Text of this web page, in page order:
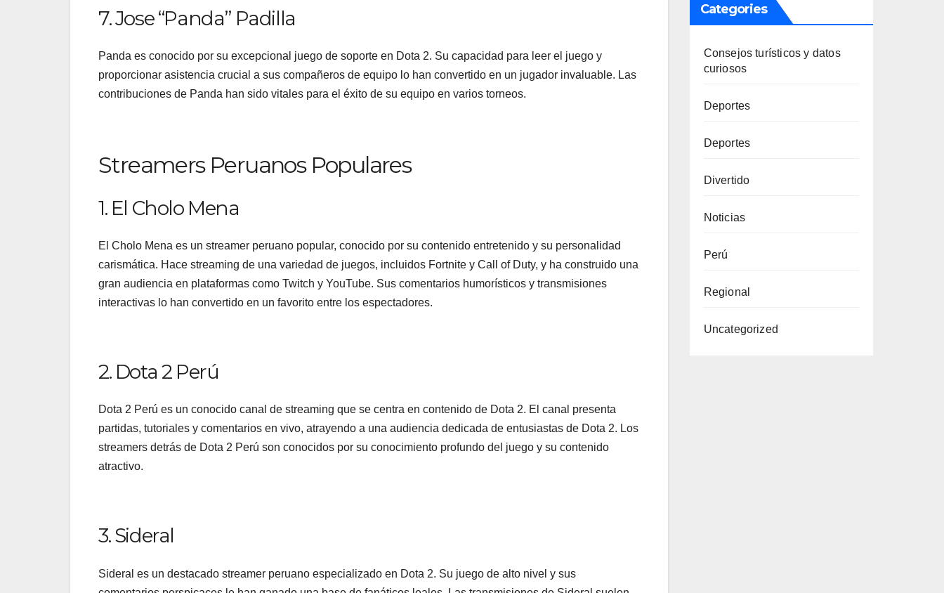
7. Jose “Panda” Padilla
Panda es conocido por su excepcional juego de soporte en Dota 2. Su capacidad para leer el juego y
proporcionar asistencia crucial a sus compañeros de equipo lo han convertido en un jugador invaluable. Las
contribuciones de Panda han sido vitales para el éxito de su equipo en varios torneos.
Streamers Peruanos Populares
1. El Cholo Mena
El Cholo Mena es un streamer peruano popular, conocido por su contenido entretenido y su personalidad
carismática. Hace streaming de una variedad de juegos, incluidos Fortnite y Call of Duty, y ha construido una
gran audiencia en plataformas como Twitch y YouTube. Sus comentarios humorísticos y transmisiones
interactivas lo han convertido en un favorito entre los espectadores.
2. Dota 2 Perú
Dota 2 Perú es un conocido canal de streaming que se centra en contenido de Dota 2. El canal presenta
partidas, tutoriales y comentarios en vivo, atrayendo a una audiencia dedicada de entusiastas de Dota 2. Los
streamers detrás de Dota 2 Perú son conocidos por su conocimiento profundo del juego y su contenido
atractivo.
3. Sideral
Sideral es un destacado streamer peruano especializado en Dota 2. Su juego de alto nivel y sus
Categories
Consejos turísticos y datos
curiosos
Deportes
Deportes
Divertido
Noticias
Perú
Regional
Uncategorized